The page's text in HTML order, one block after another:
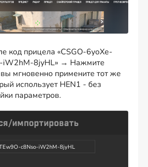
код прицела «CSGO-6yoXe-
iW2hM-8jyHL» → Нажмите
мгновенно примените тот же
использует HEN1 - без
параметров.
c8Nso-iW2hM-8jyHL